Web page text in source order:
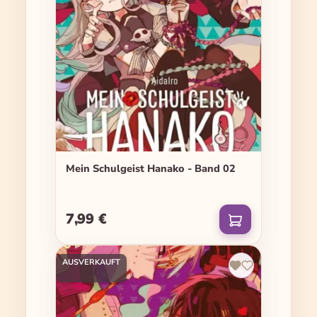
Mein Schulgeist Hanako - Band 02
Regulärer Preis:
7,99 €
AUSVERKAUFT